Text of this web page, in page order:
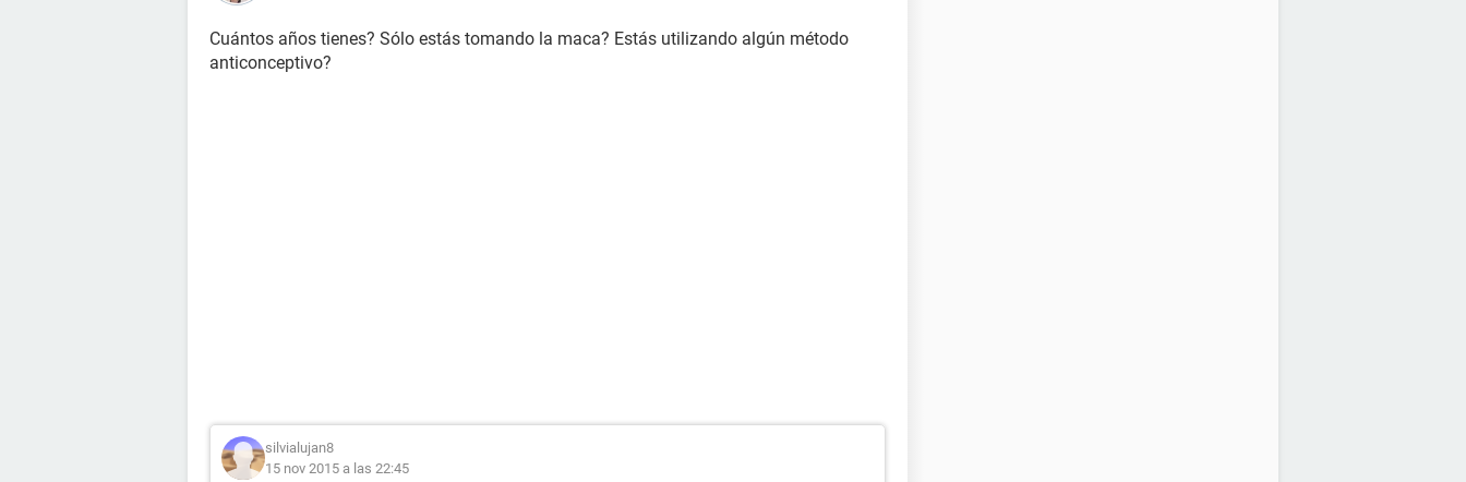
Cuántos años tienes? Sólo estás tomando la maca? Estás utilizando algún método
anticonceptivo?
silvialujan8
15 nov 2015 a las 22:45